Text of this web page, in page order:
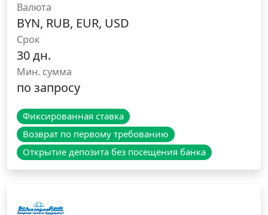
Валюта
BYN, RUB, EUR, USD
Срок
30 дн.
Мин. сумма
по запросу
Фиксированная ставка
Возврат по первому требованию
Открытие депозита без посещения банка